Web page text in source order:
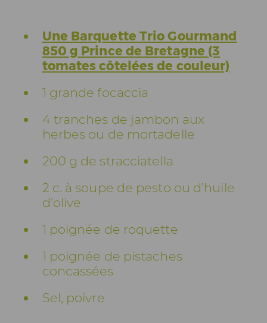
Une Barquette Trio Gourmand
850 g Prince de Bretagne (3
tomates côtelées de couleur)
1 grande focaccia
4 tranches de jambon aux
herbes ou de mortadelle
200 g de stracciatella
2 c. à soupe de pesto ou d’huile
d'olive
1 poignée de roquette
1 poignée de pistaches
concassées
Sel, poivre